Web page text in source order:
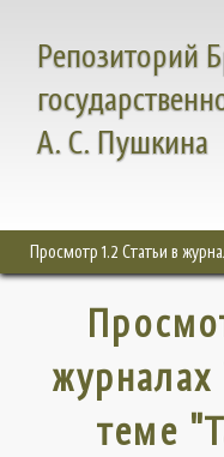
Репозиторий
А. С. Пушкина
Просмотр 1.2 Статьи в
журналах
теме